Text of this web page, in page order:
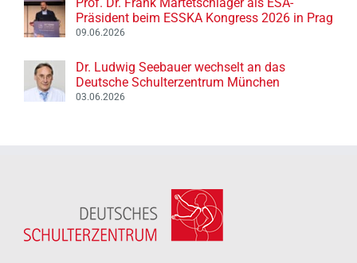
Präsident beim ESSKA Kongress 2026 in Prag
09.06.2026
Dr. Ludwig Seebauer wechselt an das
Deutsche Schulterzentrum München
03.06.2026